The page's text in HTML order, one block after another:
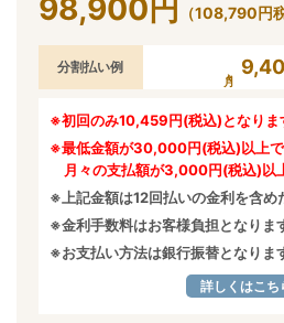
98,900 円 （108,790円
分割払い例
※初回のみ10,459円(税込)となりま
※最低金額が30,000円(税込)以上で
月々の支払額が3,000円(税込)以
※上記金額は12回払いの金利を含め
※金利手数料はお客様負担となりま
※お支払い方法は銀行振替となりま
詳しくはこち